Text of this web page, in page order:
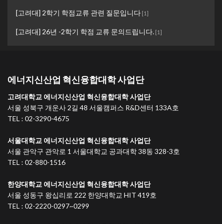
[고려대] 2학기 학점교류 관련 질문입니다 [1]
[고려대] 26년 -2학기 학점 교류 문의드립니다. [1]
에너지신산업 혁신융합대학 사업단
고려대학교 에너지신산업 혁신융합대학 사업단
서울 성북구 개운사 2길 48 서울캠퍼스 R&D센터 133A호
TEL : 02-3290-4675
서울대학교 에너지신산업 혁신융합대학 사업단
서울 관악구 관악로 1 서울대학교 공과대학 38동 328-3호
TEL : 02-880-1516
한양대학교 에너지신산업 혁신융합대학 사업단
서울 성동구 왕십리로 222 한양대학교 HIT 419호
TEL : 02-2220-0297~0299